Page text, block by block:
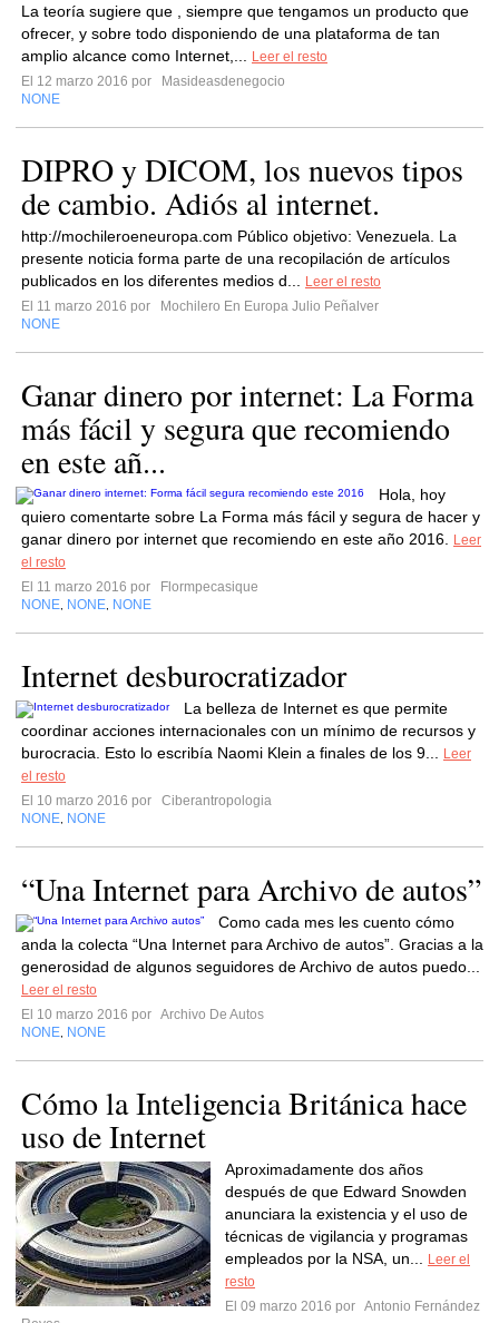
La teoría sugiere que , siempre que tengamos un producto que
ofrecer, y sobre todo disponiendo de una plataforma de tan
amplio alcance como Internet,...
Leer el resto
El 12 marzo 2016 por
Masideasdenegocio
NONE
DIPRO y DICOM, los nuevos tipos
de cambio. Adiós al internet.
http://mochileroeneuropa.com Público objetivo: Venezuela. La
presente noticia forma parte de una recopilación de artículos
publicados en los diferentes medios d...
Leer el resto
El 11 marzo 2016 por
Mochilero En Europa Julio Peñalver
NONE
Ganar dinero por internet: La Forma
más fácil y segura que recomiendo
en este añ...
Hola, hoy
quiero comentarte sobre La Forma más fácil y segura de hacer y
ganar dinero por internet que recomiendo en este año 2016.
Leer
el resto
El 11 marzo 2016 por
Flormpecasique
NONE NONE NONE
Internet desburocratizador
La belleza de Internet es que permite
coordinar acciones internacionales con un mínimo de recursos y
burocracia. Esto lo escribía Naomi Klein a finales de los 9...
Leer
el resto
El 10 marzo 2016 por
Ciberantropologia
NONE NONE
“Una Internet para Archivo de autos”
Como cada mes les cuento cómo
anda la colecta “Una Internet para Archivo de autos”. Gracias a la
generosidad de algunos seguidores de Archivo de autos puedo...
Leer el resto
El 10 marzo 2016 por Archivo De Autos
NONE NONE
Cómo la Inteligencia Británica hace
uso de Internet
Aproximadamente dos años
después de que Edward Snowden
anunciara la existencia y el uso de
técnicas de vigilancia y programas
empleados por la NSA, un...
Leer el
resto
El 09 marzo 2016 por Antonio Fernández